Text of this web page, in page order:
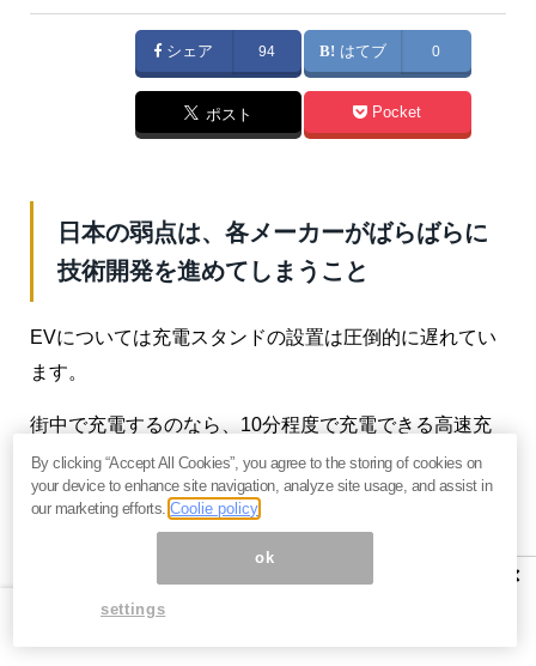
シェア 94 はてブ 0
ポスト Pocket
日本の弱点は、各メーカーがばらばらに
技術開発を進めてしまうこと
EVについては充電スタンドの設置は圧倒的に遅れてい
ます。
街中で充電するのなら、10分程度で充電できる高速充
電が必要になります。街のスタンドで充電するのに1時
間かかっては、ユーザーもついてゆけません。
時間がかかるなら、自宅で家庭用設備で充電できるよ
うにするか、取り換え用バッテリーを持ち歩き、簡単
に交換できる形にする必要があります。
×
By clicking “Accept All Cookies”, you agree to the storing of cookies on
your device to enhance site navigation, analyze site usage, and assist in
our marketing efforts.Coolie policy
ok
settings